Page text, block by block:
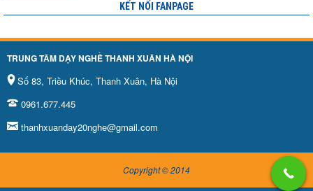
KẾT NỐI FANPAGE
TRUNG TÂM DẠY NGHỀ THANH XUÂN HÀ NỘI
Số 83, Triều Khúc, Thanh Xuân, Hà Nội
0961.677.445
thanhxuanday20nghe@gmail.com
Copyright © 2014